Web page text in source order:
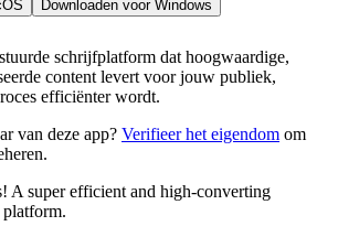
Downloaden voor Windows
schrijfplatform dat hoogwaardige,
content levert voor jouw publiek,
efficiënter wordt.
van deze app? Verifieer het eigendom om
A super efficient and high-converting